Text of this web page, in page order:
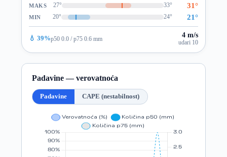
MAKS 27° 33° 31°
MIN 20° 24° 21°
💧 39%p50 0.0 / p75 0.6 mm 4 m/s
udari 10
Padavine — verovatnoća
Padavine CAPE (nestabilnost)